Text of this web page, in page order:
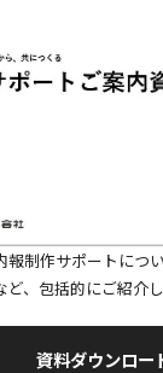
報制作サポートにつ
、包括的にご紹介し
資料ダウンロー